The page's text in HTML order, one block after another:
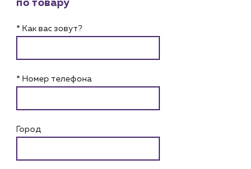
по товару
* Как вас зовут?
* Номер телефона
Город